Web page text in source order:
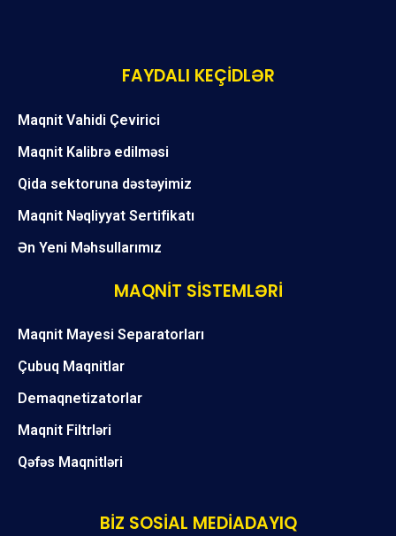
FAYDALI KEÇİDLƏR
Maqnit Vahidi Çevirici
Maqnit Kalibrə edilməsi
Qida sektoruna dəstəyimiz
Maqnit Nəqliyyat Sertifikatı
Ən Yeni Məhsullarımız
MAQNİT SİSTEMLƏRİ
Maqnit Mayesi Separatorları
Çubuq Maqnitlar
Demaqnetizatorlar
Maqnit Filtrləri
Qəfəs Maqnitləri
BİZ SOSİAL MEDİADAYIQ